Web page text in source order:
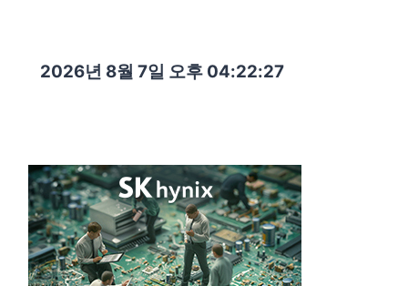
2026년 8월 7일 오후 04:22:29